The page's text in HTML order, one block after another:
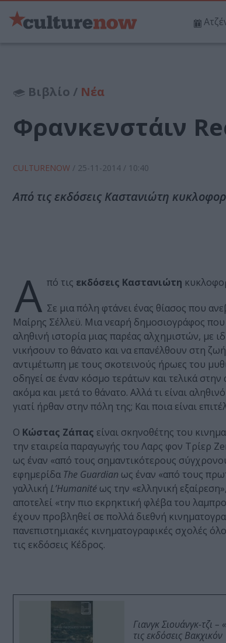
Βιβλίο / Νέα
Φρανκενστάιν
CULTURENOW / 25-11-2014 / 10:40
Από τις εκδόσεις Καστανιώτη
Α πό τις εκδόσεις Καστανιώτη
Σε μια πόλη φτάνει ένας θίασος που
Μαίρης Σέλλεϋ. Μια νεαρή δημοσιογράφος που
αληθινή ιστορία μιας παρέας αλχημιστών, με
νικήσουν το θάνατο και να επανέλθουν στη
αντιμέτωπη με τους σκοτεινούς ήρωες του
οδηγεί σε έναν κόσμο τεράτων και τελικά
ακόμα και μετά το θάνατο. Αλλά τι είναι
γιατί ήρθαν στην πόλη της; Και ποια είναι
Ο Κώστας Ζάπας είναι σκηνοθέτης του
την εταιρεία παραγωγής του Λαρς φον Τρίερ
ως έναν «από τους σημαντικότερους
εφημερίδα The Guardian ως έναν «από τους
γαλλική L’Humanité ως την «ελληνική
αποτελεί «την πιο εκρηκτική φλέβα του
έχουν προβληθεί σε πολλά διεθνή
πανεπιστημιακές κινηματογραφικές σχολές
τις εκδόσεις Κέδρος.
Γιανγκ Σιουάνγκ-τζι
τις εκδόσεις Βακχικόν